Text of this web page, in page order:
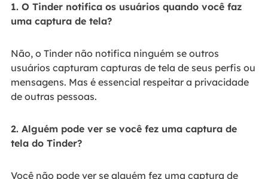
1. O Tinder notifica os usuários quando você faz
uma captura de tela?
Não, o Tinder não notifica ninguém se outros
usuários capturam capturas de tela de seus perfis ou
mensagens. Mas é essencial respeitar a privacidade
de outras pessoas.
2. Alguém pode ver se você fez uma captura de
tela do Tinder?
Você não pode ver se alguém fez uma captura de